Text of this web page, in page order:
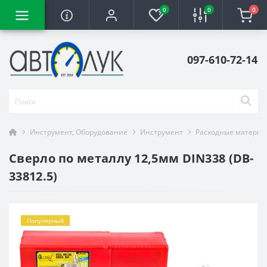
0 0 0
097-610-72-14
Инструмент, Оборудование Инструмент Расходные
Сверло по металлу 12,5мм DIN338 (DB-
33812.5)
Популярный